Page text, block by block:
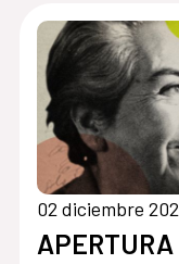
02 diciembre
APERTURA